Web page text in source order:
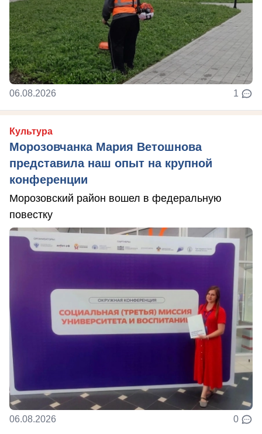
06.08.2026 1
Культура
Морозовчанка Мария Ветошнова
представила наш опыт на крупной
конференции
Морозовский район вошел в федеральную
повестку
06.08.2026 0